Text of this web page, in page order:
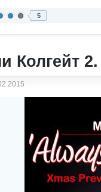
5
Колгейт